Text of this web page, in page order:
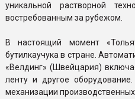
уникальной растворной
востребованным за рубежом.
В настоящий момент
бутилкаучука в стране.
«Велдинг» (Швейцария)
ленту и другое
механизации